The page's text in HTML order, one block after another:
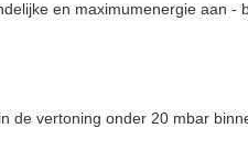
en maximumenergie aan -
de vertoning onder 20 mbar